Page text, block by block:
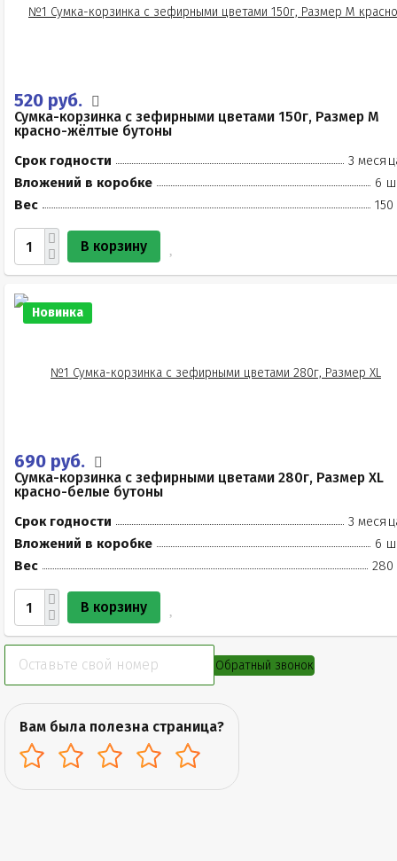
520 руб.
Сумка-корзинка с зефирными цветами 150г, Размер М
красно-жёлтые бутоны
Срок годности
3
Вложений в коробке
6
Вес
150
В корзину
Новинка
690 руб.
Сумка-корзинка с зефирными цветами 280г, Размер XL
красно-белые бутоны
Срок годности
3
Вложений в коробке
6
Вес
280
В корзину
Обратный звонок
Вам была полезна страница?